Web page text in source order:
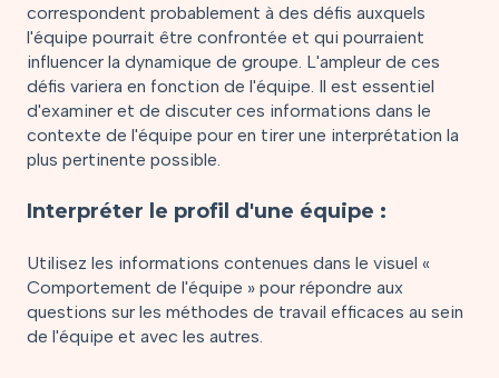
correspondent probablement à des défis auxquels
l'équipe pourrait être confrontée et qui pourraient
influencer la dynamique de groupe. L'ampleur de ces
défis variera en fonction de l'équipe. Il est essentiel
d'examiner et de discuter ces informations dans le
contexte de l'équipe pour en tirer une interprétation la
plus pertinente possible.
Interpréter le profil d'une équipe :
Utilisez les informations contenues dans le visuel «
Comportement de l'équipe » pour répondre aux
questions sur les méthodes de travail efficaces au sein
de l'équipe et avec les autres.